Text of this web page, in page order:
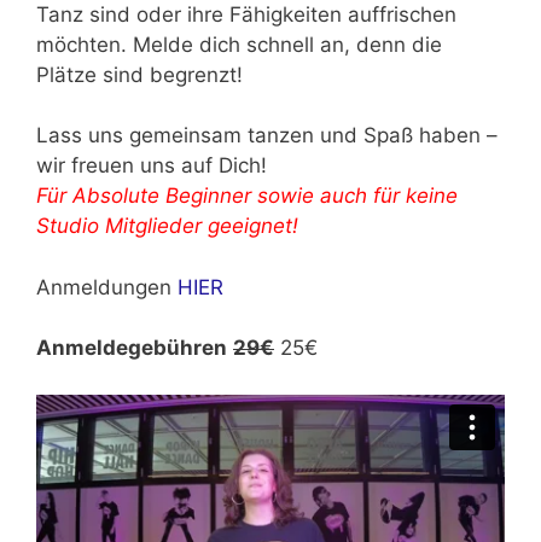
Tanz sind oder ihre Fähigkeiten auffrischen
möchten. Melde dich schnell an, denn die
Plätze sind begrenzt!
Lass uns gemeinsam tanzen und Spaß haben –
wir freuen uns auf Dich!
Für Absolute Beginner sowie auch für keine
Studio Mitglieder geeignet!
Anmeldungen HIER
Anmeldegebühren 29€ 25€